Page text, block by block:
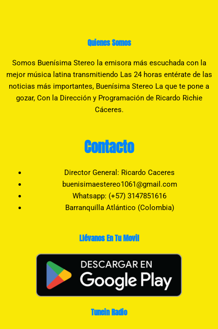
Quienes Somos
Somos Buenísima Stereo la emisora más escuchada con la
mejor música latina transmitiendo Las 24 horas entérate de las
noticias más importantes, Buenísima Stereo La que te pone a
gozar, Con la Dirección y Programación de Ricardo Richie
Cáceres.
Contacto
Director General: Ricardo Caceres
buenisimaestereo1061@gmail.com
Whatsapp: (+57) 3147851616
Barranquilla Atlántico (Colombia)
Llévanos En Tu Movil
Tunein Radio